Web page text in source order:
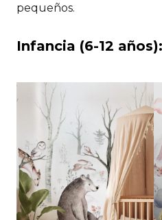
pequeños.
Infancia (6-12 años):